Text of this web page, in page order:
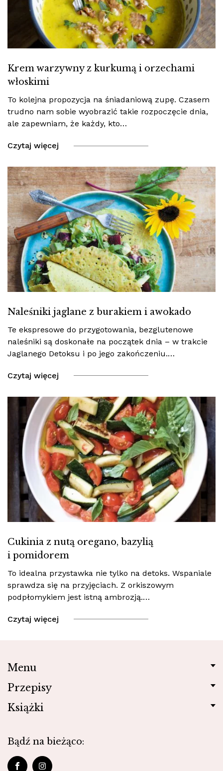
Krem warzywny z kurkumą i orzechami
włoskimi
To kolejna propozycja na śniadaniową zupę. Czasem
trudno nam sobie wyobrazić takie rozpoczęcie dnia,
ale zapewniam, że każdy, kto…
Czytaj więcej
Naleśniki jaglane z burakiem i awokado
Te ekspresowe do przygotowania, bezglutenowe
naleśniki są doskonałe na początek dnia – w trakcie
Jaglanego Detoksu i po jego zakończeniu.…
Czytaj więcej
Cukinia z nutą oregano, bazylią
i pomidorem
To idealna przystawka nie tylko na detoks. Wspaniale
sprawdza się na przyjęciach. Z orkiszowym
podpłomykiem jest istną ambrozją.…
Czytaj więcej
Menu
Przepisy
Książki
Bądź na bieżąco: